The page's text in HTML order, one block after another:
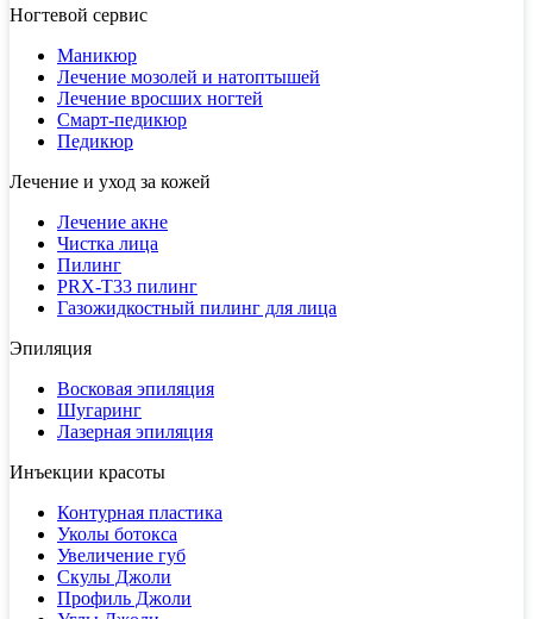
Ногтевой сервис
Маникюр
Лечение мозолей и натоптышей
Лечение вросших ногтей
Смарт-педикюр
Педикюр
Лечение и уход за кожей
Лечение акне
Чистка лица
Пилинг
PRX-T33 пилинг
Газожидкостный пилинг для лица
Эпиляция
Восковая эпиляция
Шугаринг
Лазерная эпиляция
Инъекции красоты
Контурная пластика
Уколы ботокса
Увеличение губ
Скулы Джоли
Профиль Джоли